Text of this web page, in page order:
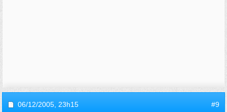
06/12/2005, 23h15 #9